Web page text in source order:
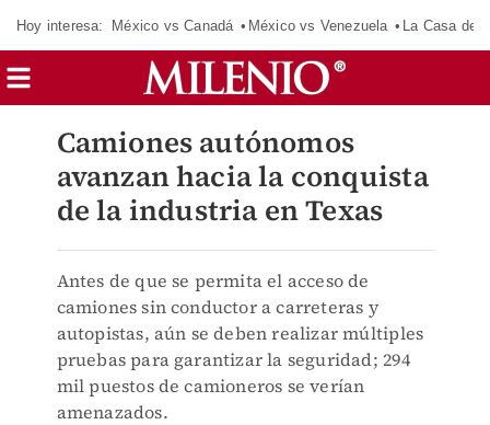
Hoy interesa: México vs Canadá México vs Venezuela La Casa de
Camiones autónomos
avanzan hacia la conquista
de la industria en Texas
Antes de que se permita el acceso de
camiones sin conductor a carreteras y
autopistas, aún se deben realizar múltiples
pruebas para garantizar la seguridad; 294
mil puestos de camioneros se verían
amenazados.